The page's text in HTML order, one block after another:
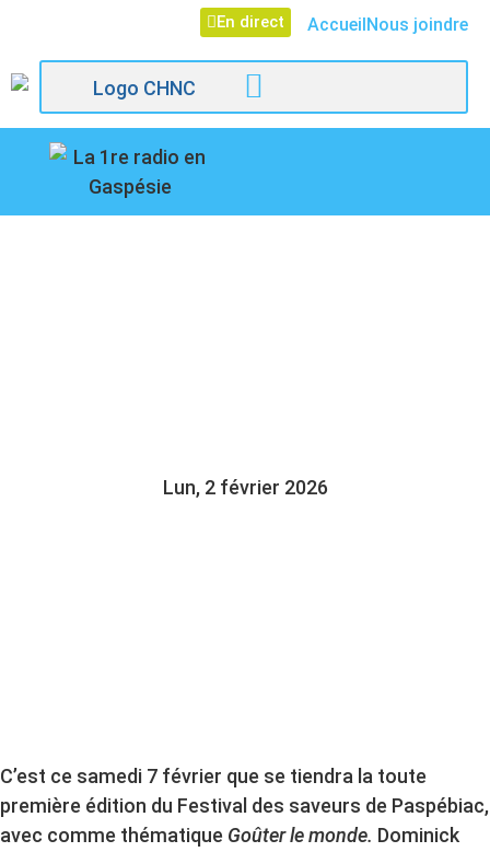
En direct AccueilNous joindre
Lun, 2 février 2026
C’est ce samedi 7 février que se tiendra la toute
première édition du Festival des saveurs de Paspébiac,
avec comme thématique Goûter le monde. Dominick